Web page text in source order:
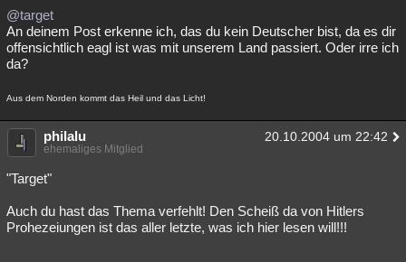
@target
An deinem Post erkenne ich, das du kein Deutscher bist, da es dir
offensichtlich eagl ist was mit unserem Land passiert. Oder irre ich
da?
Aus dem Norden kommt das Heil und das Licht!
philalu 20.10.2004 um 22:42
ehemaliges Mitglied
"Target"
Auch du hast das Thema verfehlt! Den Scheiß da von Hitlers
Prohezeiungen ist das aller letzte, was ich hier lesen will!!!